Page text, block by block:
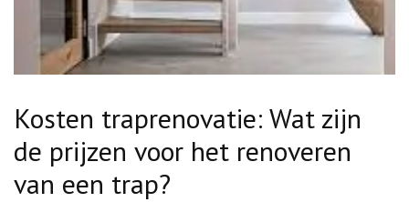
Kosten traprenovatie: Wat zijn
de prijzen voor het renoveren
van een trap?